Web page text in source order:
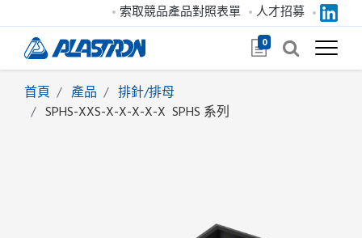
0
索取競品產品對照表單 人才招募
首頁 產品
排針/排母
SPHS-XXS-X-X-X-X-X SPHS 系列